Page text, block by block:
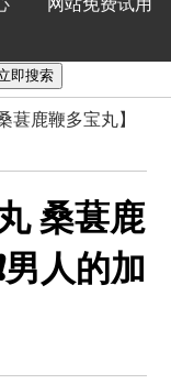
网站免费试用
即搜索
葚鹿鞭多宝丸】
桑葚鹿
男人的加